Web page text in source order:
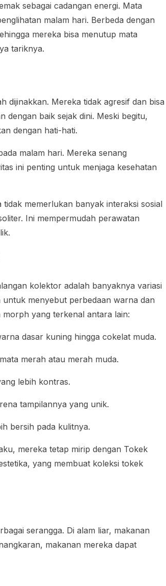
sebagai cadangan energi. Mata
malam hari. Berbeda dengan
mereka bisa menutup mata
tariknya.
dijinakkan. Mereka tidak agresif dan bisa
dengan baik sejak dini. Meski begitu,
dengan hati-hati.
malam hari. Mereka senang
ini penting untuk menjaga kesehatan
memerlukan banyak interaksi sosial
Ini mempermudah perawatan
kolektor adalah banyaknya variasi
menyebut perbedaan warna dan
morph yang terkenal antara lain:
dasar kuning hingga cokelat muda.
merah atau merah muda.
lebih kontras.
tampilannya yang unik.
bersih pada kulitnya.
mereka tetap mirip dengan Tokek
yang membuat koleksi tokek
serangga. Di alam liar, makanan
makanan mereka dapat